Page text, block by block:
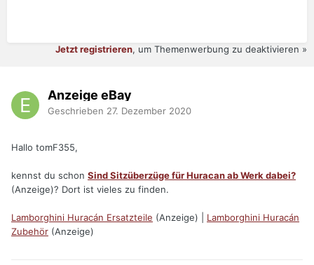
Jetzt registrieren, um Themenwerbung zu deaktivieren »
Anzeige eBay
Geschrieben 27. Dezember 2020
Hallo tomF355,
kennst du schon Sind Sitzüberzüge für Huracan ab Werk dabei?
(Anzeige)? Dort ist vieles zu finden.
Lamborghini Huracán Ersatzteile (Anzeige) | Lamborghini Huracán
Zubehör (Anzeige)